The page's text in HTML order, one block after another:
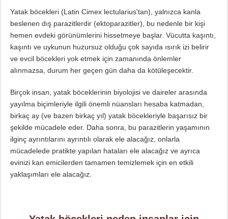
Yatak böcekleri (Latin Cimex lectularius'tan), yalnızca kanla
beslenen dış parazitlerdir (ektoparazitler), bu nedenle bir kişi
hemen evdeki görünümlerini hissetmeye başlar. Vücutta kaşıntı,
kaşıntı ve uykunun huzursuz olduğu çok sayıda ısırık izi belirir
ve evcil böcekleri yok etmek için zamanında önlemler
alınmazsa, durum her geçen gün daha da kötüleşecektir.
Birçok insan, yatak böceklerinin biyolojisi ve daireler arasında
yayılma biçimleriyle ilgili önemli nüansları hesaba katmadan,
birkaç ay (ve bazen birkaç yıl) yatak böcekleriyle başarısız bir
şekilde mücadele eder. Daha sonra, bu parazitlerin yaşamının
ilginç ayrıntılarını ayrıntılı olarak ele alacağız, onlarla
mücadelede pratikte yapılan hataları ele alacağız ve ayrıca
evinizi kan emicilerden tamamen temizlemek için en etkili
yaklaşımları ele alacağız.